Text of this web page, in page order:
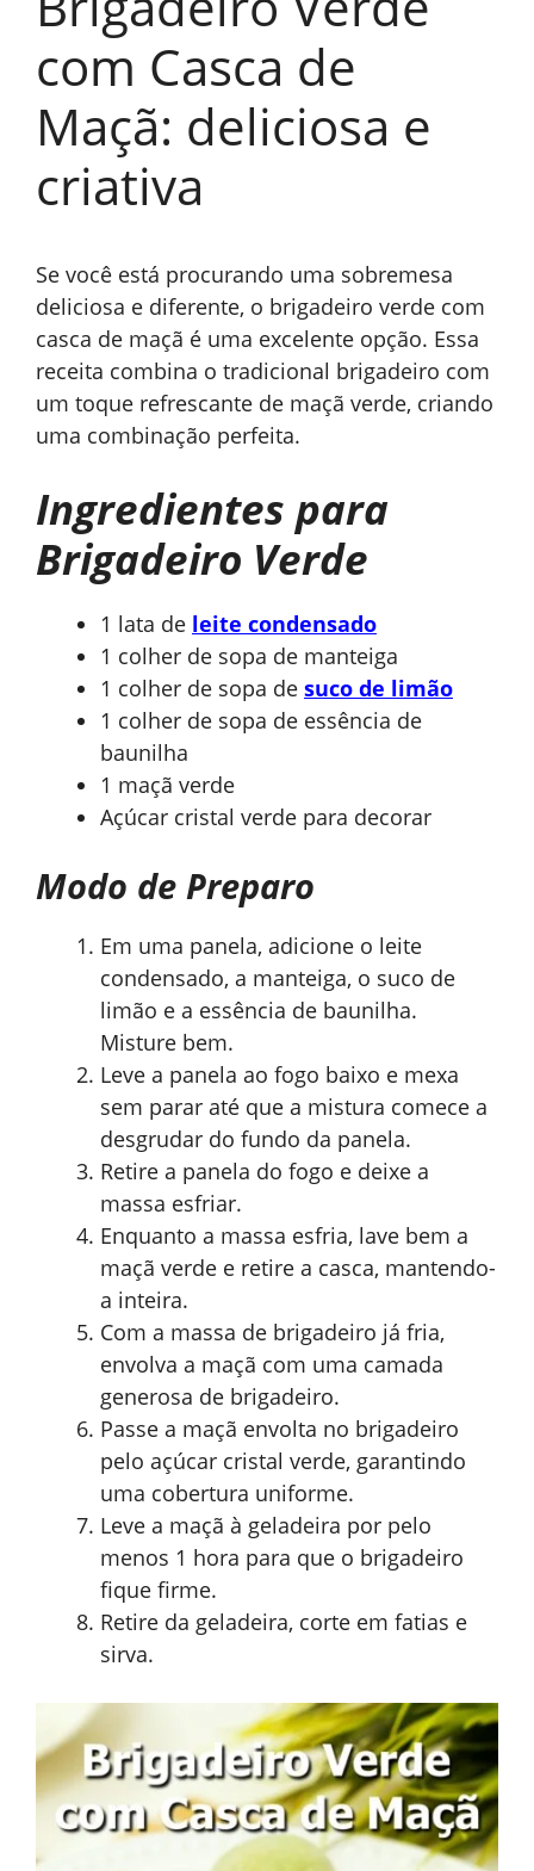
com Casca de
Maçã: deliciosa e
criativa
Se você está procurando uma sobremesa
deliciosa e diferente, o brigadeiro verde com
casca de maçã é uma excelente opção. Essa
receita combina o tradicional brigadeiro com
um toque refrescante de maçã verde, criando
uma combinação perfeita.
Ingredientes para
Brigadeiro Verde
1 lata de leite condensado
1 colher de sopa de manteiga
1 colher de sopa de suco de limão
1 colher de sopa de essência de
baunilha
1 maçã verde
Açúcar cristal verde para decorar
Modo de Preparo
Em uma panela, adicione o leite
condensado, a manteiga, o suco de
limão e a essência de baunilha.
Misture bem.
Leve a panela ao fogo baixo e mexa
sem parar até que a mistura comece a
desgrudar do fundo da panela.
Retire a panela do fogo e deixe a
massa esfriar.
Enquanto a massa esfria, lave bem a
maçã verde e retire a casca, mantendo-
a inteira.
Com a massa de brigadeiro já fria,
envolva a maçã com uma camada
generosa de brigadeiro.
Passe a maçã envolta no brigadeiro
pelo açúcar cristal verde, garantindo
uma cobertura uniforme.
Leve a maçã à geladeira por pelo
menos 1 hora para que o brigadeiro
fique firme.
Retire da geladeira, corte em fatias e
sirva.